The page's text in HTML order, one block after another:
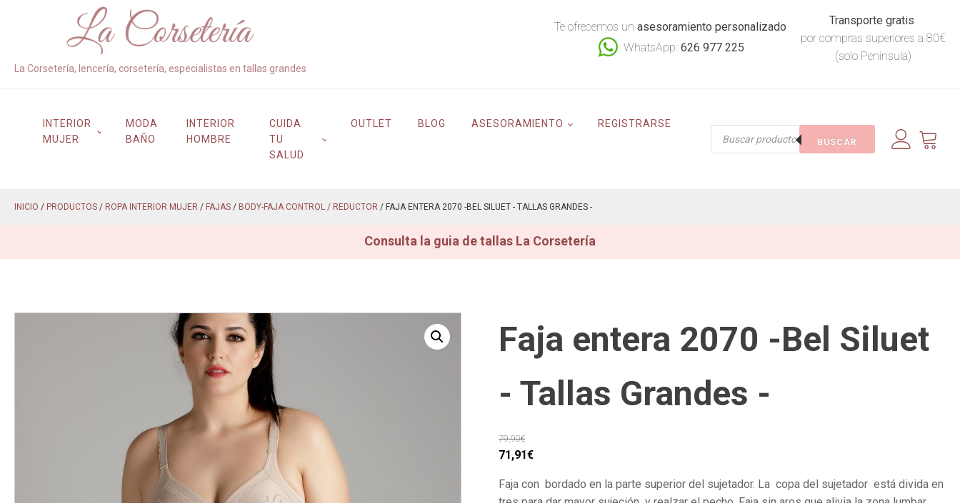
La Corsetería, lencería, corsetería, especialistas en tallas grandes
Te ofrecemos un asesoramiento personalizado
WhatsApp: 626 977 225
Transporte gratis
por compras superiores a 80€
(solo Península)
INTERIOR
MUJER
MODA
BAÑO
INTERIOR
HOMBRE
CUIDA
TU
SALUD
OUTLET BLOG ASESORAMIENTO REGISTRARSE
Búsqueda
BUSCAR
INICIO / PRODUCTOS / ROPA INTERIOR MUJER / FAJAS / BODY-FAJA CONTROL / REDUCTOR / FAJA ENTERA 2070 -BEL SILUET - TALLAS GRANDES -
Consulta la guia de tallas La Corsetería
Faja entera 2070 -Bel Siluet
- Tallas Grandes -
79,90€
El
original
71,91€El
actual
Faja con bordado en la parte superior del sujetador. La copa del sujetador está divida en